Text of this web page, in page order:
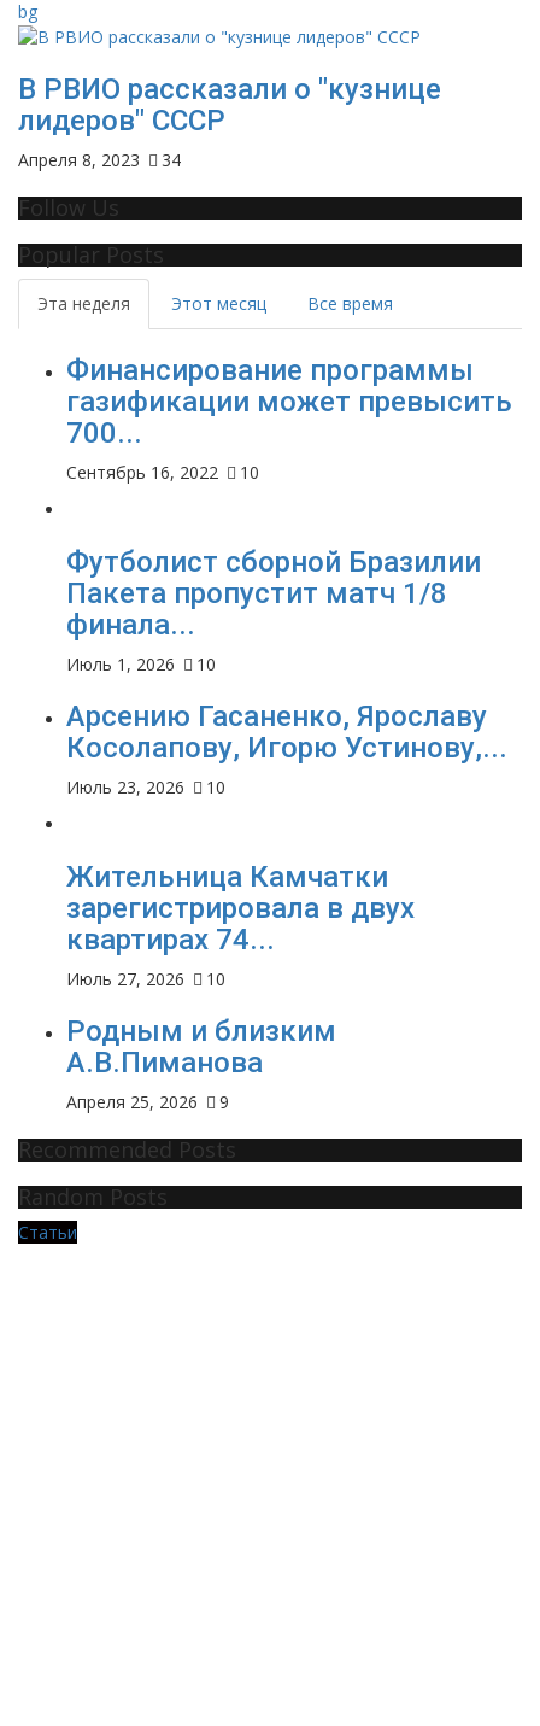
В РВИО рассказали о "кузнице
лидеров" СССР
Апреля 8, 2023 34
Follow Us
Popular Posts
Эта неделя Этот месяц Все время
Финансирование программы
газификации может превысить
700...
Сентябрь 16, 2022 10
Футболист сборной Бразилии
Пакета пропустит матч 1/8
финала...
Июль 1, 2026 10
Арсению Гасаненко, Ярославу
Косолапову, Игорю Устинову,...
Июль 23, 2026 10
Жительница Камчатки
зарегистрировала в двух
квартирах 74...
Июль 27, 2026 10
Родным и близким
А.В.Пиманова
Апреля 25, 2026 9
Recommended Posts
Random Posts
Статьи